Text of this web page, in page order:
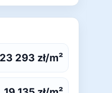
23 293 zł/m²